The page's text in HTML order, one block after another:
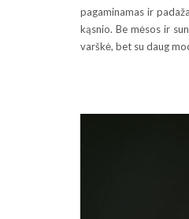
pagaminamas ir
kąsnio. Be mėsos ir
varškė, bet su daug